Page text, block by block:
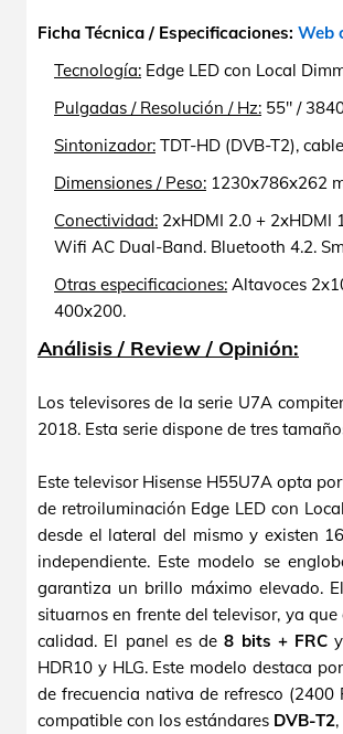
Ficha Técnica / Especificaciones: Web
Tecnología: Edge LED con Local
Pulgadas / Resolución / Hz: 55" /
Sintonizador: TDT-HD (DVB-T2),
Dimensiones / Peso: 1230x786x262
Conectividad: 2xHDMI 2.0 + 2xHDMI
Wifi AC Dual-Band. Bluetooth 4.2.
Otras especificaciones: Altavoces
400x200.
Análisis / Review / Opinión:
Los televisores de la serie U7A
2018. Esta serie dispone de tres
Este televisor Hisense H55U7A opta
de retroiluminación Edge LED con
desde el lateral del mismo y existen
independiente. Este modelo se
garantiza un brillo máximo elevado.
situarnos en frente del televisor, ya
calidad. El panel es de8 bits + FRC
HDR10 y HLG. Este modelo destaca
de frecuencia nativa de refresco
compatible con los estándares DVB-T2